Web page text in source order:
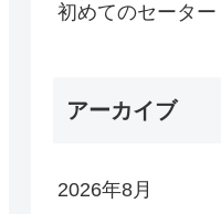
初めてのセーター
アーカイブ
2026年8月